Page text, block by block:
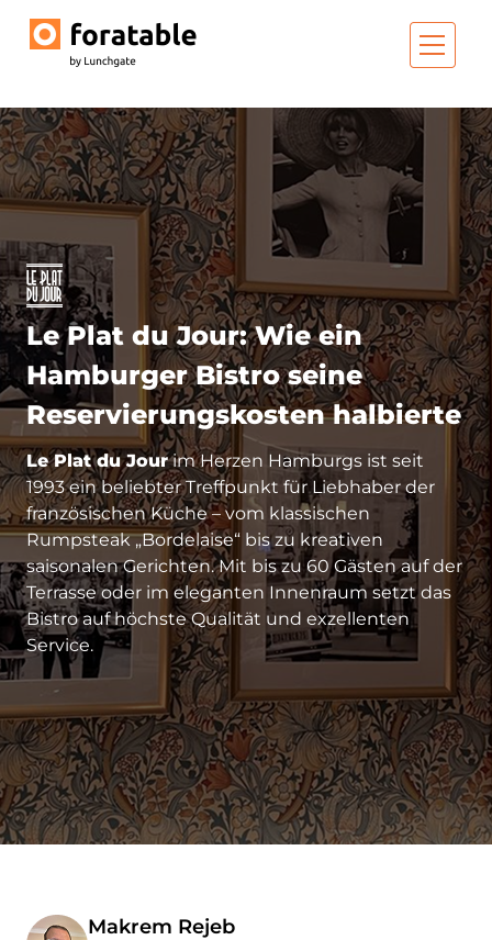
Le Plat du Jour: Wie ein
Hamburger Bistro seine
Reservierungskosten halbierte
Le Plat du Jourim Herzen Hamburgs ist seit
1993 ein beliebter Treffpunkt für Liebhaber der
französischen Küche – vom klassischen
Rumpsteak „Bordelaise“ bis zu kreativen
saisonalen Gerichten. Mit bis zu 60 Gästen auf der
Terrasse oder im eleganten Innenraum setzt das
Bistro auf höchste Qualität und exzellenten
Service.
Makrem Rejeb